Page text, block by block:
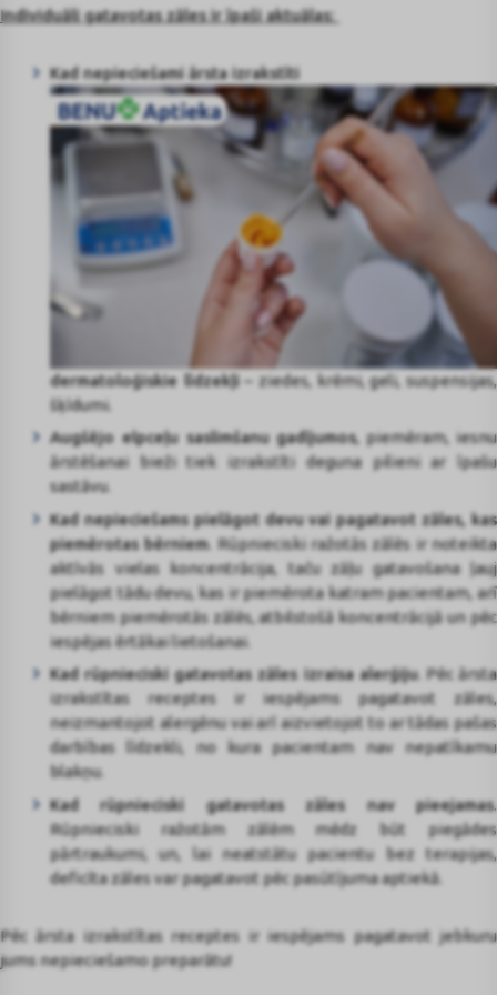
Individuāli gatavotas zāles ir īpaši aktuālas:
Kad nepieciešami ārsta izrakstīti
dermatoloģiskie līdzekļi – ziedes, krēmi, geli, suspensijas,
šķīdumi.
Augšējo elpceļu saslimšanu gadījumos, piemēram, iesnu
ārstēšanai bieži tiek izrakstīti deguna pilieni ar īpašu
sastāvu.
Kad nepieciešams pielāgot devu vai pagatavot zāles, kas
piemērotas bērniem. Rūpnieciski ražotās zālēs ir noteikta
aktīvās vielas koncentrācija, taču zāļu gatavošana ļauj
pielāgot tādu devu, kas ir piemērota katram pacientam, arī
bērniem piemērotās zālēs, atbilstošā koncentrācijā un pēc
iespējas ērtākai lietošanai.
Kad rūpnieciski gatavotas zāles izraisa alerģiju. Pēc ārsta
izrakstītas receptes ir iespējams pagatavot zāles,
neizmantojot alergēnu vai arī aizvietojot to ar tādas pašas
darbības līdzekli, no kura pacientam nav nepatīkamu
blakņu.
Kad rūpnieciski gatavotas zāles nav pieejamas.
Rūpnieciski ražotām zālēm mēdz būt piegādes
pārtraukumi, un, lai neatstātu pacientu bez terapijas,
deficīta zāles var pagatavot pēc pasūtījuma aptiekā.
Pēc ārsta izrakstītas receptes ir iespējams pagatavot jebkuru
jums nepieciešamo preparātu!